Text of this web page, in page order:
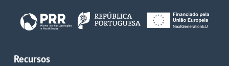
Recursos